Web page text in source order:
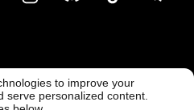
@ Freedx 2026
to improve your
serve personalized content.